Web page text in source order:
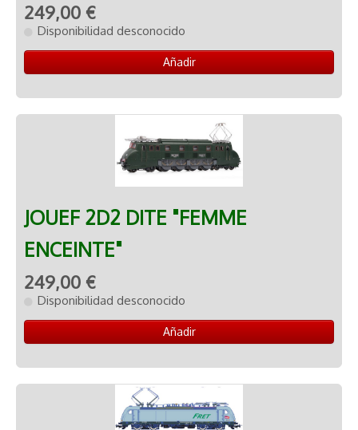
249,00 €
Disponibilidad desconocido
Añadir
JOUEF 2D2 DITE "FEMME
ENCEINTE"
249,00 €
Disponibilidad desconocido
Añadir